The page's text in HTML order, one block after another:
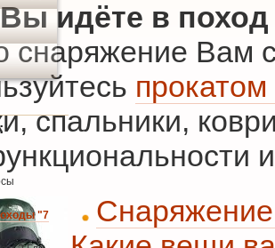
идёте в
снаряжение Вам
спальники,
Снаряжение
"7